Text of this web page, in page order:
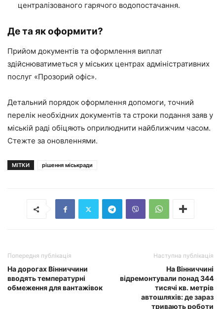
централізованого гарячого водопостачання.
Де та як оформити?
Прийом документів та оформлення виплат
здійснюватиметься у міських центрах адміністративних
послуг «Прозорий офіс».
Детальний порядок оформлення допомоги, точний
перелік необхідних документів та строки подання заяв у
міській раді обіцяють оприлюднити найближчим часом.
Стежте за оновленнями.
МІТКИ рішення міськради
Попередня публікація
На дорогах Вінниччини
вводять температурні
обмеження для вантажівок
Наступна публікація
На Вінниччині
відремонтували понад 344
тисячі кв. метрів
автошляхів: де зараз
тривають роботи